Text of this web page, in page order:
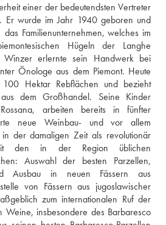
einer der bedeutendsten Vertreter
Er wurde im Jahr 1940 geboren und
Familienunternehmen, welches im
Hügeln der Langhe
erlernte sein Handwerk bei
Önologe aus dem Piemont. Heute
Hektar Rebflächen und bezieht
dem Großhandel. Seine Kinder
arbeiten bereits in fünfter
neue Weinbau- und vor allem
der damaligen Zeit als revolutionär
den in der Region üblichen
Auswahl der besten Parzellen,
Ausbau in neuen Fässern aus
von Fässern aus jugoslawischer
zum internationalen Ruf der
Weine, insbesondere des Barbaresco